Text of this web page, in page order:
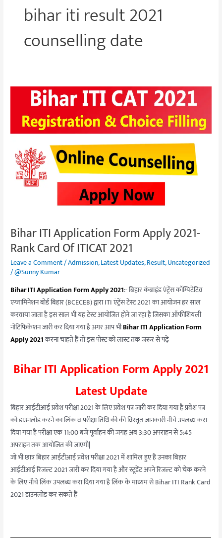
bihar iti result 2021
counselling date
Bihar ITI Application Form Apply 2021-
Rank Card Of ITICAT 2021
Leave a Comment/Admission,Latest Updates,Result,Uncategorized
/@Sunny Kumar
Bihar ITI Application Form Apply 2021:- बिहार कंबाइंड एंट्रेंस कॉम्पिटेटिव
एग्जामिनेशन बोर्ड बिहार (BCECEB) द्वारा ITI एंट्रेंस टेस्ट 2021 का आयोजन हर साल
करवाया जाता है इस साल भी यह टेस्ट आयोजित होने जा रहा है जिसका ऑफीशियली
नोटिफिकेशन जारी कर दिया गया है अगर आप भीBihar ITI Application Form
Apply 2021करना चाहते हैं तो इस पोस्ट को लास्ट तक जरूर से पढ़ें
Bihar ITI Application Form Apply 2021
Latest Update
बिहार आईटीआई प्रवेश परीक्षा 2021 के लिए प्रवेश पत्र जारी कर दिया गया है प्रवेश पत्र
को डाउनलोड करने का लिंक व परीक्षा तिथि की की विस्तृत जानकारी नीचे उपलब्ध करा
दिया गया है परीक्षा एक 11:00 बजे पूर्वाहन की जगह अब 3:30 अपराहन से 5:45
अपराहन तक आयोजित की जाएगी|
जो भी छात्र बिहार आईटीआई प्रवेश परीक्षा 2021 में शामिल हुए हैं उनका बिहार
आईटीआई रिजल्ट 2021 जारी कर दिया गया है और स्टूडेंट अपने रिजल्ट को चेक करने
के लिए नीचे लिंक उपलब्ध करा दिया गया है लिंक के माध्यम से Bihar ITI Rank Card
2021 डाउनलोड कर सकते हैं
Application
Form
2021-
Rank
Card